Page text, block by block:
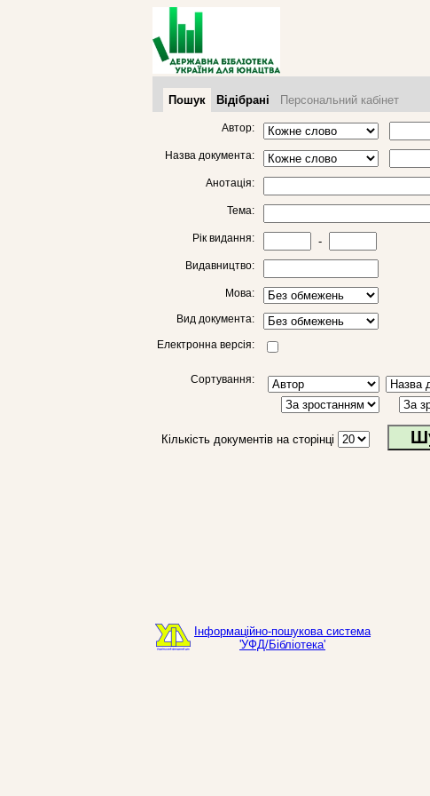
Пошук Відібрані Персональний кабінет
Автор:
Назва документа:
Анотація:
Тема:
Рік видання: -
Видавництво:
Мова:
Вид документа:
Електронна версія:
Сортування:
Кількість документів на сторінці
Інформаційно-пошукова система
'УФД/Бібліотека'